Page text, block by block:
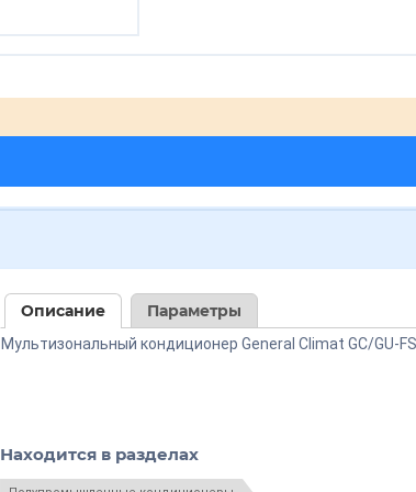
Описание Параметры
Мультизональный кондиционер General Climat GC/GU-
Находится в разделах